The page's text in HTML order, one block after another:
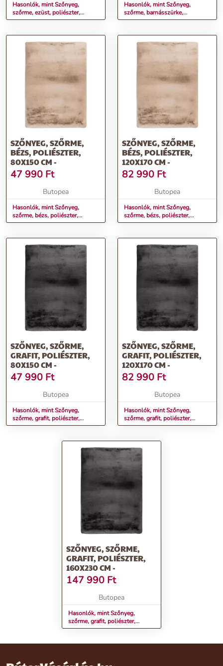
Hasonlók, mint Szőnyeg,
szőrme, ezüst, poliészter,
160x230 cm - DOUCEUR
Hasonlók, mint Szőnyeg,
szőrme, barnásszürke,
poliészter, 60x110 cm -
SZŐNYEG, SZŐRME,
BÉZS, POLIÉSZTER,
80X150 CM -
47 990 Ft
Butopea
Hasonlók, mint Szőnyeg,
szőrme, bézs, poliészter,
80x150 cm -
SZŐNYEG, SZŐRME,
BÉZS, POLIÉSZTER,
120X170 CM -
82 990 Ft
Butopea
Hasonlók, mint Szőnyeg,
szőrme, bézs, poliészter,
120x170 cm -
SZŐNYEG, SZŐRME,
GRAFIT, POLIÉSZTER,
80X150 CM -
47 990 Ft
Butopea
Hasonlók, mint Szőnyeg,
szőrme, grafit, poliészter,
80x150 cm -
SZŐNYEG, SZŐRME,
GRAFIT, POLIÉSZTER,
120X170 CM -
82 990 Ft
Butopea
Hasonlók, mint Szőnyeg,
szőrme, grafit, poliészter,
120x170 cm -
SZŐNYEG, SZŐRME,
GRAFIT, POLIÉSZTER,
160X230 CM -
147 990 Ft
Butopea
Hasonlók, mint Szőnyeg,
szőrme, grafit, poliészter,
160x230 cm -